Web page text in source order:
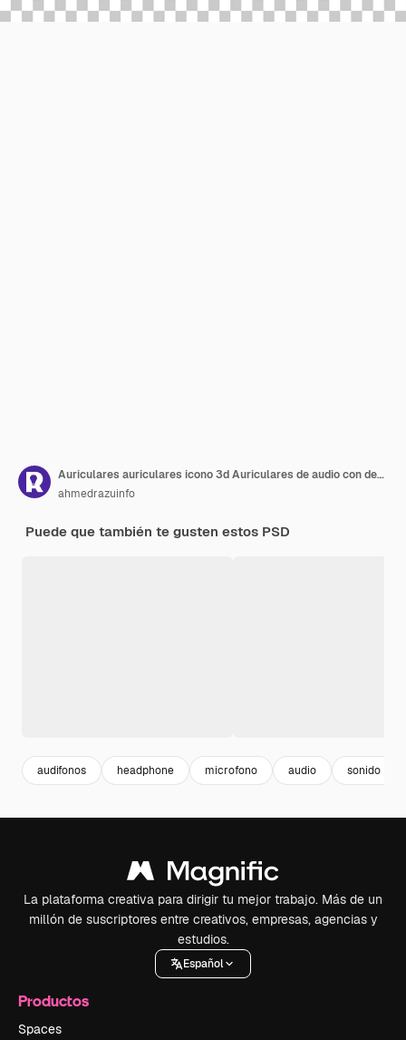
Auriculares auriculares icono 3d Auriculares de audio con detalles en rosa Auriculares inalámbricos 3d en estilo minimalista
ahmedrazuinfo
Puede que también te gusten estos PSD
audifonos headphone microfono audio sonido
La plataforma creativa para dirigir tu mejor trabajo. Más de un
millón de suscriptores entre creativos, empresas, agencias y
estudios.
Español
Productos
Spaces